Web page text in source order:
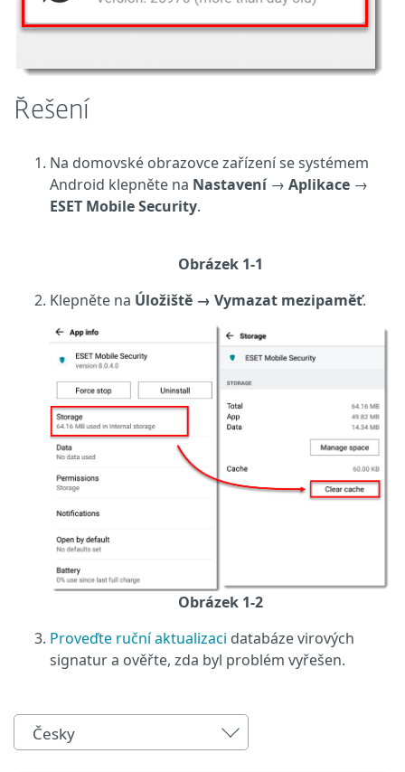
Řešení
Na domovské obrazovce zařízení se systémem
Android klepněte na Nastavení→ Aplikace →
ESET Mobile Security.
Obrázek 1-1
Klepněte na Úložiště → Vymazat mezipaměť.
Obrázek 1-2
Proveďte ruční aktualizaci databáze virových
signatur a ověřte, zda byl problém vyřešen.
Česky